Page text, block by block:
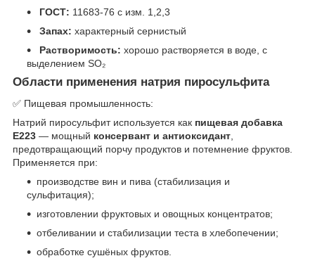
ГОСТ: 11683-76 с изм. 1,2,3
Запах: характерный сернистый
Растворимость: хорошо растворяется в воде, с
выделением SO₂
Области применения натрия пиросульфита
✅ Пищевая промышленность:
Натрий пиросульфит используется как пищевая добавка
E223 — мощный консервант и антиоксидант
предотвращающий порчу продуктов и потемнение фруктов.
Применяется при:
производстве вин и пива (стабилизация и
сульфитация);
изготовлении фруктовых и овощных концентратов;
отбеливании и стабилизации теста в хлебопечении;
обработке сушёных фруктов.